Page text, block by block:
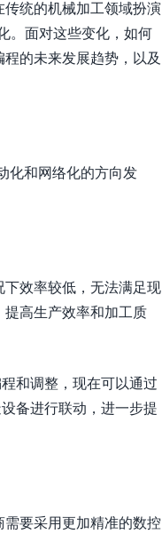
统的机械加工领域扮演
。面对这些变化，如何
的未来发展趋势，以及
化和网络化的方向发
效率较低，无法满足现
高生产效率和加工质
和调整，现在可以通过
备进行联动，进一步提
要采用更加精准的数控